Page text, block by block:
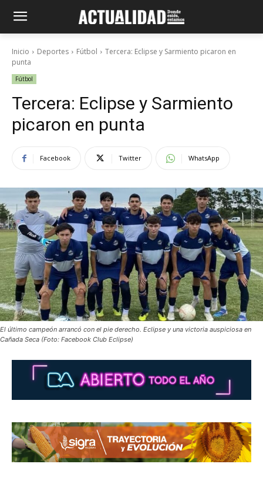
Inicio Deportes Fútbol
Tercera: Eclipse y Sarmiento picaron en
punta
Fútbol
Tercera: Eclipse y Sarmiento
picaron en punta
Facebook Twitter WhatsApp
El último campeón arrancó con el pie derecho. Eclipse y una victoria auspiciosa en
Cañada Seca (Foto: Facebook Club Eclipse)